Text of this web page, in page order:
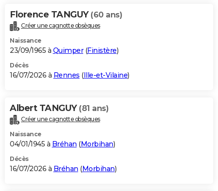
Florence TANGUY (60 ans)
Créer une cagnotte obsèques
Naissance
23/09/1965 à Quimper(Finistère)
Décès
16/07/2026 à Rennes (Ille-et-Vilaine)
Albert TANGUY (81 ans)
Créer une cagnotte obsèques
Naissance
04/01/1945 à Bréhan (Morbihan)
Décès
16/07/2026 à Bréhan (Morbihan)